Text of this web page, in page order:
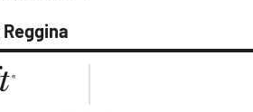
Reggina